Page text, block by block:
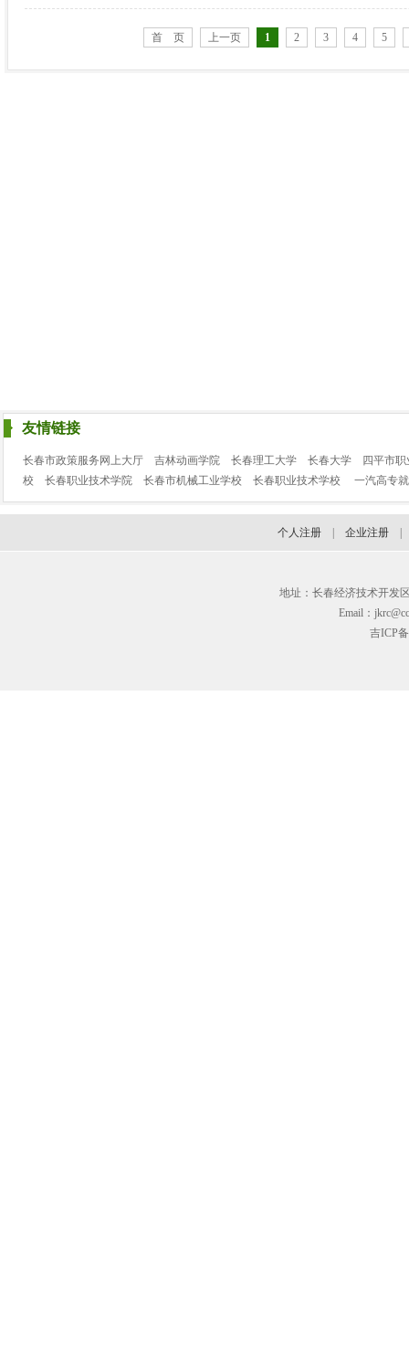
首 页 上一页 1 2 3 4 5
友情链接
长春市政策服务网上大厅 吉林动画学院 长春理工大学 长春大学
四平市
校
长春职业技术学院 长春市机械工业学校 长春职业技术学校 一汽高专
个人注册 企业注册
地址：长春经济技术开发
Email：
吉ICP